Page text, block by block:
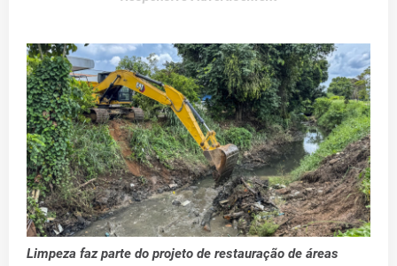
Limpeza faz parte do projeto de restauração de áreas